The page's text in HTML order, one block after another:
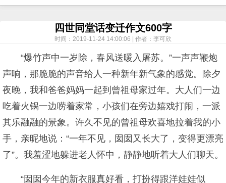
四世同堂话变迁作文600字
时间：2019-11-24 14:00:06 | 作者：李可欣
“爆竹声中一岁除，春风送暖入屠苏。”一声声鞭炮
声响，那脆脆的声音给人一种新年新气象的感觉。除夕
夜晚，我和爸爸妈妈一起到曾祖母家过年。大人们一边
吃着火锅一边唠着家常，小孩们在旁边嬉戏打闹，一派
其乐融融的景象。许久不见的曾祖母欢喜地拉着我的小
手，亲昵地说：“一年不见，囡囡又长大了，变得更漂亮
了”。我羞涩地躲进老人怀中，静静地听着大人们聊天。
“囡囡今年的新衣服真好看，打扮得跟洋娃娃似